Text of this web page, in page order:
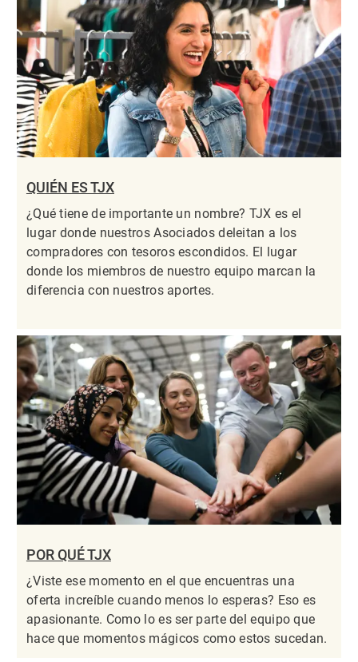
QUIÉN ES TJX
¿Qué tiene de importante un nombre? TJX es el
lugar donde nuestros Asociados deleitan a los
compradores con tesoros escondidos. El lugar
donde los miembros de nuestro equipo marcan la
diferencia con nuestros aportes.
POR QUÉ TJX
¿Viste ese momento en el que encuentras una
oferta increíble cuando menos lo esperas? Eso es
apasionante. Como lo es ser parte del equipo que
hace que momentos mágicos como estos sucedan.